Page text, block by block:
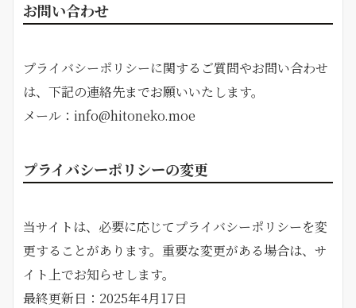
お問い合わせ
プライバシーポリシーに関するご質問やお問い合わせ
は、下記の連絡先までお願いいたします。
メール：info@hitoneko.moe
プライバシーポリシーの変更
当サイトは、必要に応じてプライバシーポリシーを変
更することがあります。重要な変更がある場合は、サ
イト上でお知らせします。
最終更新日：2025年4月17日